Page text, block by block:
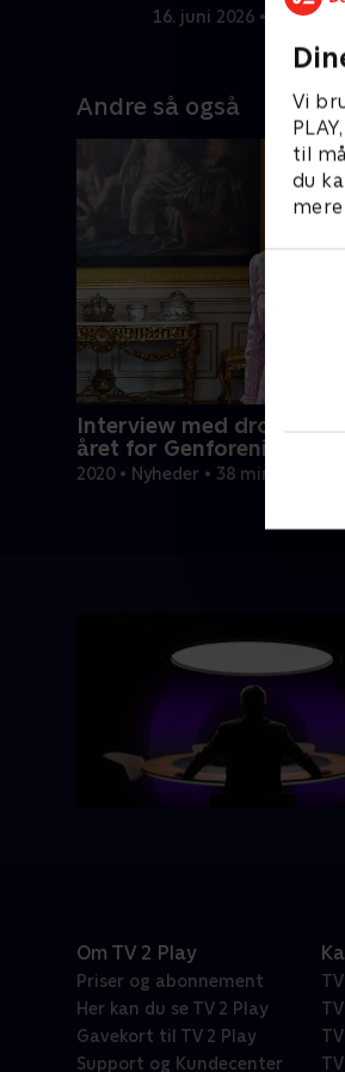
Vi
til
du
ugens debat.
16. juni 2026 • 57 min
Andre så også
Interview med dronning
året for Genforeningen
2020 • Nyheder • 38 min
Om TV 2 Play
Priser og abonnement
Her kan du se TV 2 Play
Gavekort til TV 2 Play
Support og Kundecenter